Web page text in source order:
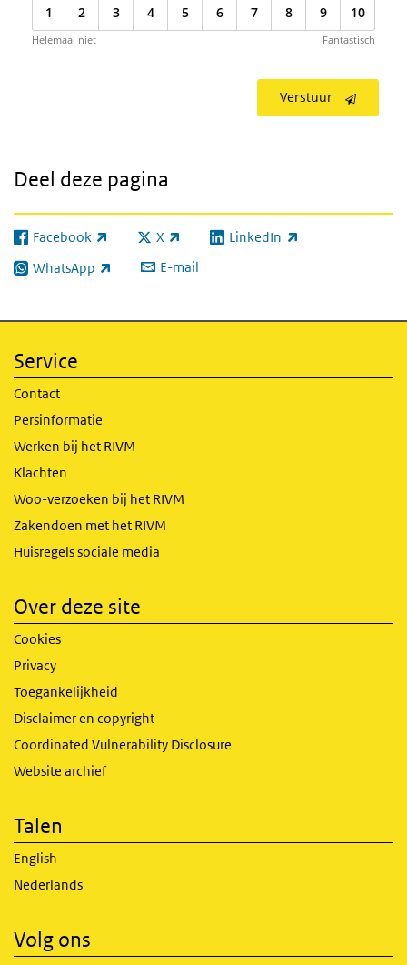
1 2 3 4 5 6 7 8 9 10
Helemaal niet Fantastisch
Verstuur
Deel deze pagina
Facebook
(externe link) X
(externe link) LinkedIn
(externe link)
WhatsApp
(externe link) E-mail
Service
Contact
Persinformatie
Werken bij het RIVM
Klachten
Woo-verzoeken bij het RIVM
Zakendoen met het RIVM
Huisregels sociale media
Over deze site
Cookies
Privacy
Toegankelijkheid
Disclaimer en copyright
Coordinated Vulnerability Disclosure
Website archief
Talen
English
Nederlands
Volg ons